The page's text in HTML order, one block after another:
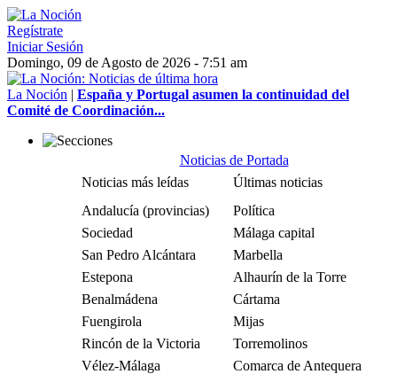
Regístrate
Iniciar Sesión
Domingo, 09 de Agosto de 2026 - 7:51 am
La Noción | España y Portugal asumen la continuidad del
Comité de Coordinación...
Noticias de Portada
Noticias más leídas
Últimas noticias
Andalucía (provincias)
Política
Sociedad
Málaga capital
San Pedro Alcántara
Marbella
Estepona
Alhaurín de la Torre
Benalmádena
Cártama
Fuengirola
Mijas
Rincón de la Victoria
Torremolinos
Vélez-Málaga
Comarca de Antequera